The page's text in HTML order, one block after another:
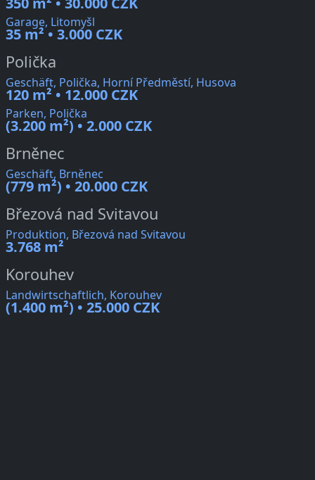
Garage, Litomyšl
35 m² • 3.000 CZK
Polička
Geschäft, Polička, Horní Předměstí, Husova
120 m² • 12.000 CZK
Parken, Polička
(3.200 m²) • 2.000 CZK
Brněnec
Geschäft, Brněnec
(779 m²) • 20.000 CZK
Březová nad Svitavou
Produktion, Březová nad Svitavou
3.768 m²
Korouhev
Landwirtschaftlich, Korouhev
(1.400 m²) • 25.000 CZK